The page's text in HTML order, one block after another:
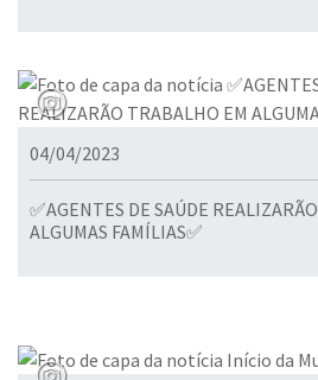
04/04/2023
✅AGENTES DE SAÚDE
ALGUMAS FAMÍLIAS✅